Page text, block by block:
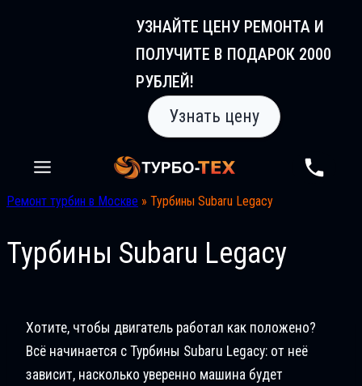
УЗНАЙТЕ ЦЕНУ РЕМОНТА И
ПОЛУЧИТЕ В ПОДАРОК 2000
РУБЛЕЙ!
Узнать цену
Ремонт турбин в Москве » Турбины Subaru Legacy
Турбины Subaru Legacy
Хотите, чтобы двигатель работал как положено?
Всё начинается с Турбины Subaru Legacy: от неё
зависит, насколько уверенно машина будет